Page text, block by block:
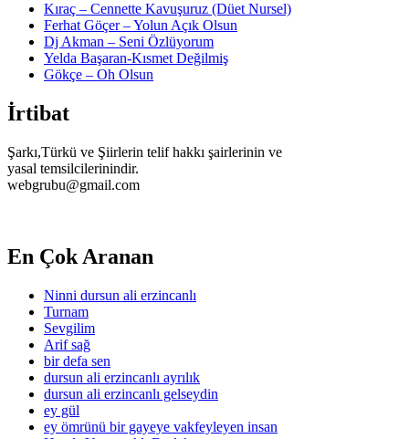
Kıraç – Cennette Kavuşuruz (Düet Nursel)
Ferhat Göçer – Yolun Açık Olsun
Dj Akman – Seni Özlüyorum
Yelda Başaran-Kısmet Değilmiş
Gökçe – Oh Olsun
İrtibat
Şarkı,Türkü ve Şiirlerin telif hakkı şairlerinin ve
yasal temsilcilerinindir.
webgrubu@gmail.com
En Çok Aranan
Ninni dursun ali erzincanlı
Turnam
Sevgilim
Arif sağ
bir defa sen
dursun ali erzincanlı ayrılık
dursun ali erzincanlı gelseydin
ey gül
ey ömrünü bir gayeye vakfeyleyen insan